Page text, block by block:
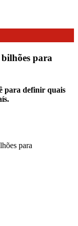
para
para definir quais